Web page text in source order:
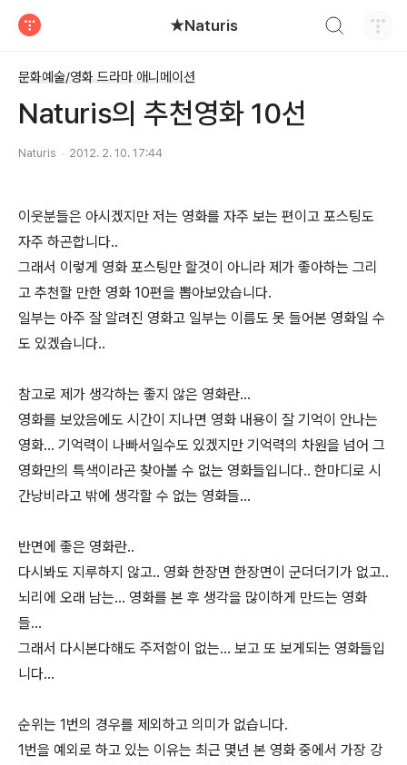
★Naturis
문화예술/영화 드라마 애니메이션
Naturis의 추천영화 10선
Naturis 2012. 2. 10. 17:44
이웃분들은 아시겠지만 저는 영화를 자주 보는 편이고 포스팅도
자주 하곤합니다..
그래서 이렇게 영화 포스팅만 할것이 아니라 제가 좋아하는 그리
고 추천할 만한 영화 10편을 뽑아보았습니다.
일부는 아주 잘 알려진 영화고 일부는 이름도 못 들어본 영화일 수
도 있겠습니다..
참고로 제가 생각하는 좋지 않은 영화란...
영화를 보았음에도 시간이 지나면 영화 내용이 잘 기억이 안나는
영화... 기억력이 나빠서일수도 있겠지만 기억력의 차원을 넘어 그
영화만의 특색이라곤 찾아볼 수 없는 영화들입니다.. 한마디로 시
간낭비라고 밖에 생각할 수 없는 영화들...
반면에 좋은 영화란..
다시봐도 지루하지 않고.. 영화 한장면 한장면이 군더더기가 없고..
뇌리에 오래 남는... 영화를 본 후 생각을 많이하게 만드는 영화
들...
그래서 다시본다해도 주저함이 없는... 보고 또 보게되는 영화들입
니다...
순위는 1번의 경우를 제외하고 의미가 없습니다.
1번을 예외로 하고 있는 이유는 최근 몇년 본 영화 중에서 가장 강